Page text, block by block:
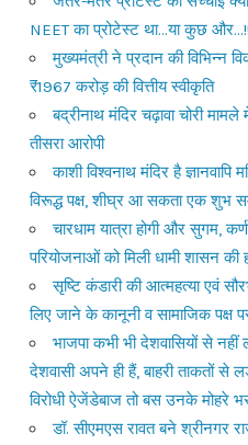
NEET का प्रोटेस्ट था…या कुछ
मुख्यमंत्री ने प्रदान की विभिन्न
₹1967 करोड़ की वित्तीय स्वीकृति
बद्रीनाथ मंदिर चढ़ावा चोरी मामले
तीसरा आरोपी
काशी विश्वनाथ मंदिर है
विरूद्ध पक्ष, शीघ्र आ सकता एक शुभ
चारधाम यात्रा होगी और सुगम,
परियोजनाओं को मिली धामी शासन की
सृष्टि कंडारी की आत्महत्या एवं
लिए जाने के कानूनी व सामाजिक पक्ष
भाजपा कभी भी देशवासियों से नहीं
देशवासी अपने ही हैं, बाहरी ताकतों से
विरोधी ऐजेंडेबाज तो बस उनके मोहरे
डॉ. सीएमएस रावत बने श्रीनगर